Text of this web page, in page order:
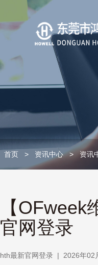
首页 > 资讯中心 > 资讯
【
官网登录
hth最新官网登录 | 2026年02